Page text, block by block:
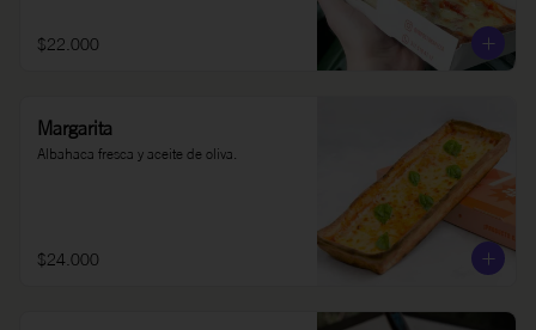
$22.000
Margarita
Albahaca fresca y aceite de oliva.
$24.000